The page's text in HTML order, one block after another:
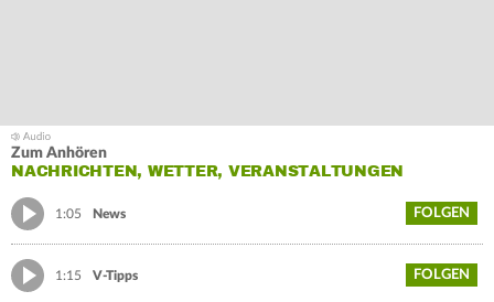
Zum Anhören
NACHRICHTEN, WETTER, VERANSTALTUNGEN
1:05 News FOLGEN
1:15 V-Tipps FOLGEN